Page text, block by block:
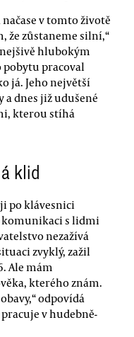
načase v tomto životě
že zůstaneme silní,“
hlubokým
pracoval
já. Jeho největší
a dnes již udušené
kterou stíhá
klid
po klávesnici
komunikaci s lidmi
nezažívá
zvyklý, zažil
Ale mám
kterého znám.
odpovídá
v hudebně-